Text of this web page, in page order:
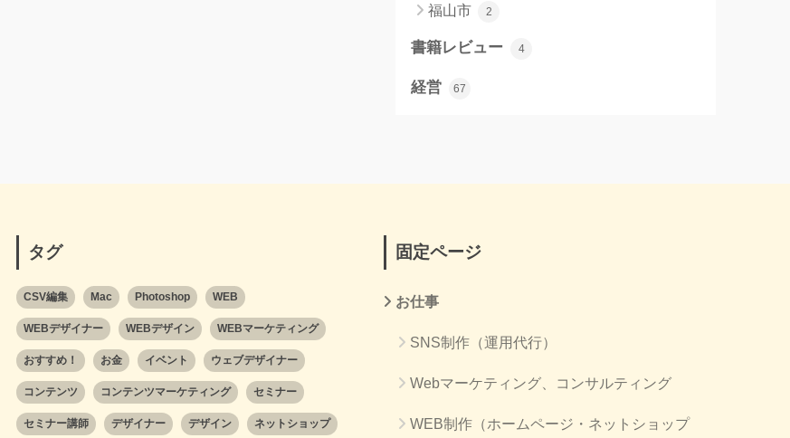
福山市 2
書籍レビュー 4
経営 67
タグ
CSV編集 Mac Photoshop WEB
WEBデザイナー WEBデザイン WEBマーケティング
おすすめ！ お金 イベント ウェブデザイナー
コンテンツ コンテンツマーケティング セミナー
セミナー講師 デザイナー デザイン ネットショップ
固定ページ
お仕事
SNS制作（運用代行）
Webマーケティング、コンサルティング
WEB制作（ホームページ・ネットショップ